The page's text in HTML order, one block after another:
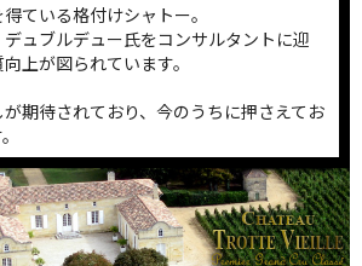
ている格付けシャトー。
ュブルデュー氏をコンサルタントに迎
上が図られています。
期待されており、今のうちに押さえてお